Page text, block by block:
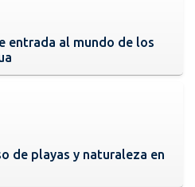
entrada al mundo de los
de playas y naturaleza en